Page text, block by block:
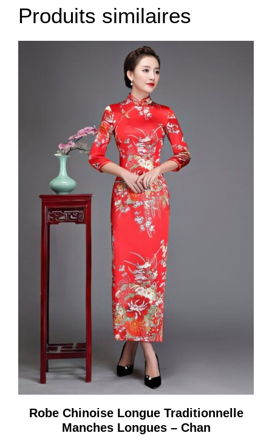
4XL 115 103
108
Produits similaires
Robe Chinoise Longue Traditionnelle
Manches Longues – Chan